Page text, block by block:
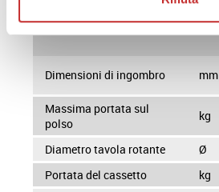
Dimensioni di ingombro
mm
Massima portata sul
polso
kg
Diametro tavola rotante Ø
Portata del cassetto
kg